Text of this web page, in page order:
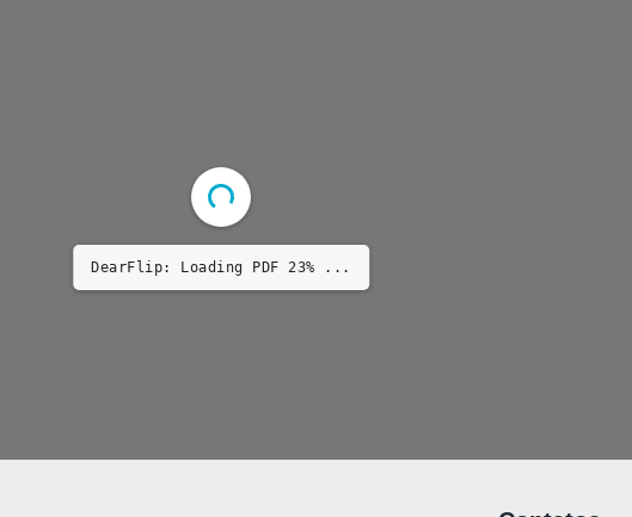
DearFlip: Loading PDF 23% ...